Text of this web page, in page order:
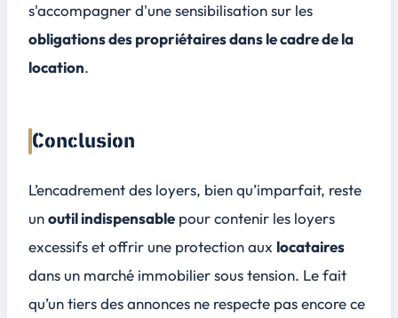
s'accompagner d'une sensibilisation sur les
obligations des propriétaires dans le cadre de la
location.
Conclusion
L’encadrement des loyers, bien qu’imparfait, reste
unoutil indispensable pour contenir les loyers
excessifset offrir une protection aux locataires
dans un marché immobiliersous tension. Le fait
qu’un tiers des annonces ne respecte pas encore ce